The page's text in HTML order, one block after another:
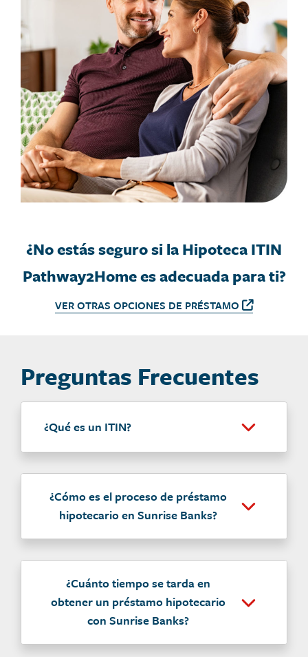
¿No estás seguro si la Hipoteca ITIN
Pathway2Home es adecuada para ti?
VER OTRAS OPCIONES DE PRÉSTAMO OFF
Preguntas Frecuentes
¿Qué es un ITIN?
¿Cómo es el proceso de préstamo
hipotecario en Sunrise Banks?
¿Cuánto tiempo se tarda en
obtener un préstamo hipotecario
con Sunrise Banks?